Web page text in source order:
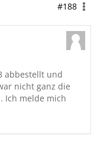
#188
abbestellt und
nicht ganz die
Ich melde mich